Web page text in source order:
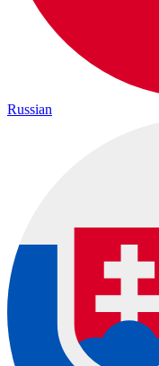
Russian